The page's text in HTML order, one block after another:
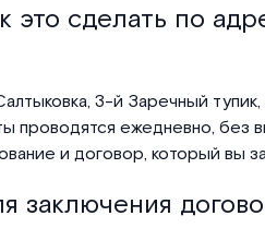
это сделать по
3-й Заречный тупик,
проводятся ежедневно, без
и договор, который вы
заключения